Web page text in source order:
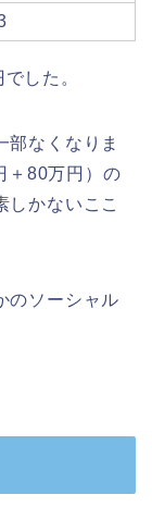
した。
部なくなりま
＋80万円）の
しかないここ
のソーシャル